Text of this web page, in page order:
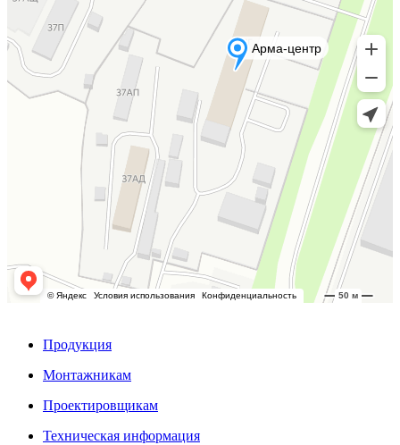
Продукция
Монтажникам
Проектировщикам
Техническая информация